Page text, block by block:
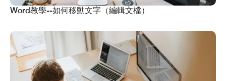
Word教學--如何移動文字（編輯文檔）